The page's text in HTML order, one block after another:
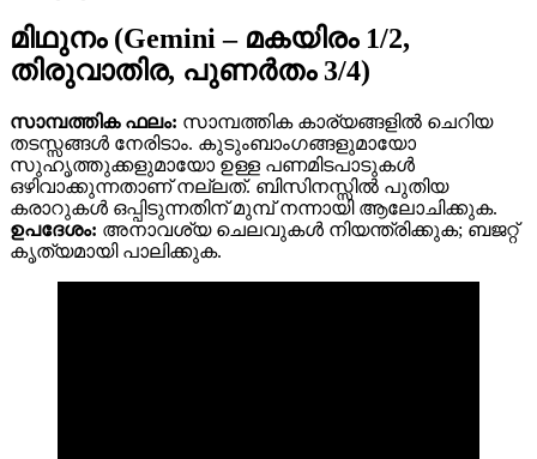
മിഥുനം (Gemini – മകയിരം 1/2,
തിരുവാതിര, പുണര്‍തം 3/4)
സാമ്പത്തിക ഫലം: സാമ്പത്തിക കാര്യങ്ങളിൽ ചെറിയ
തടസ്സങ്ങൾ നേരിടാം. കുടുംബാംഗങ്ങളുമായോ
സുഹൃത്തുക്കളുമായോ ഉള്ള പണമിടപാടുകൾ
ഒഴിവാക്കുന്നതാണ് നല്ലത്. ബിസിനസ്സിൽ പുതിയ
കരാറുകൾ ഒപ്പിടുന്നതിന് മുമ്പ് നന്നായി ആലോചിക്കുക.
ഉപദേശം: അനാവശ്യ ചെലവുകൾ നിയന്ത്രിക്കുക; ബജറ്റ്
കൃത്യമായി പാലിക്കുക.